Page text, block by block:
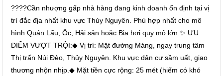
????​Cần nhượng gấp nhà hàng đang kinh doanh ổn định tại vị
trí đắc địa nhất khu vực Thủy Nguyên. Phù hợp nhất cho mô
hình Quán Lẩu, Ốc, Hải sản hoặc Bia hơi quy mô lớn.​✨ ƯU
ĐIỂM VƯỢT TRỘI:​◆ Vị trí: Mặt đường Máng, ngay trung tâm
Thị trấn Núi Đèo, Thủy Nguyên. Khu vực dân cư sầm uất, giao
thương nhộn nhịp.◆ Mặt tiền cực rộng: 25 mét (hiếm có khó